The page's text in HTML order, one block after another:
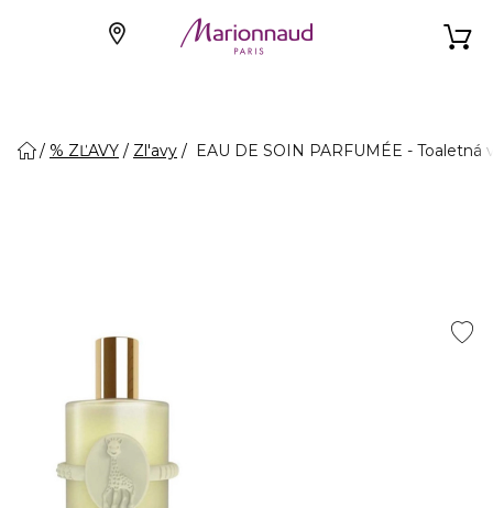
% ZĽAVY Zl'avy EAU DE SOIN PARFUMÉE - Toaletná